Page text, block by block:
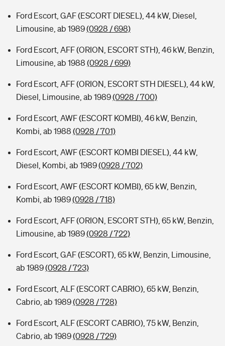
Ford Escort, GAF (ESCORT DIESEL), 44 kW, Diesel,
Limousine, ab 1989(0928 / 698)
Ford Escort, AFF (ORION, ESCORT STH), 46 kW, Benzin,
Limousine, ab 1988 (0928 / 699)
Ford Escort, AFF (ORION, ESCORT STH DIESEL), 44 kW,
Diesel, Limousine, ab 1989(0928 / 700)
Ford Escort, AWF (ESCORT KOMBI), 46 kW, Benzin,
Kombi, ab 1988 (0928 / 701)
Ford Escort, AWF (ESCORT KOMBI DIESEL), 44 kW,
Diesel, Kombi, ab 1989(0928 / 702)
Ford Escort, AWF (ESCORT KOMBI), 65 kW, Benzin,
Kombi, ab 1989(0928 / 718)
Ford Escort, AFF (ORION, ESCORT STH), 65 kW, Benzin,
Limousine, ab 1989(0928 / 722)
Ford Escort, GAF (ESCORT), 65 kW, Benzin, Limousine,
ab 1989(0928 / 723)
Ford Escort, ALF (ESCORT CABRIO), 65 kW, Benzin,
Cabrio, ab 1989(0928 / 728)
Ford Escort, ALF (ESCORT CABRIO), 75 kW, Benzin,
Cabrio, ab 1989(0928 / 729)